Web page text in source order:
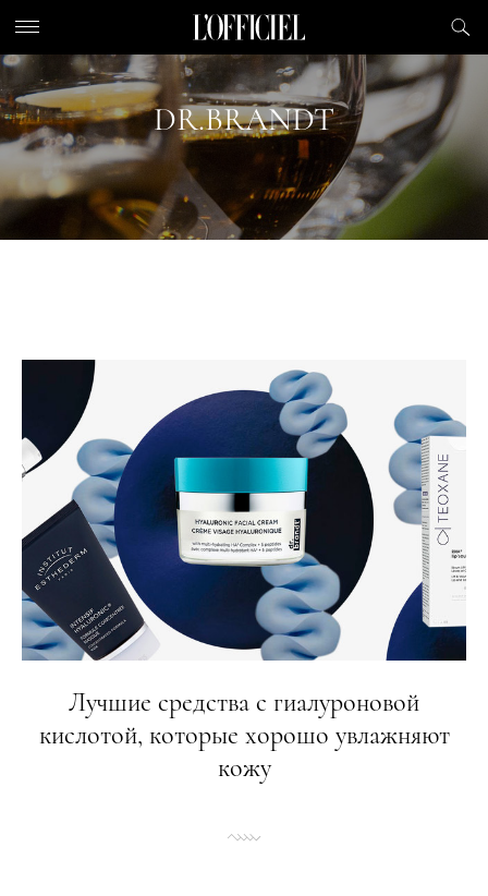
DR.BRANDT
Лучшие средства с гиалуроновой
кислотой, которые хорошо увлажняют
кожу